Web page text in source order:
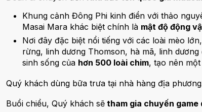
Khung cảnh Đông Phi kinh điển với thảo
Masai Mara khác biệt chính là mật độ động
Nơi đây đặc biệt nổi tiếng với các loài mèo
rừng, linh dương Thomson, hà mã, linh
sinh sống của hơn 500 loài chim, tạo nên
Quý khách dùng bữa trưa tại nhà hàng địa
Buổi chiểu, Quý khách sẽ tham gia chuyến game